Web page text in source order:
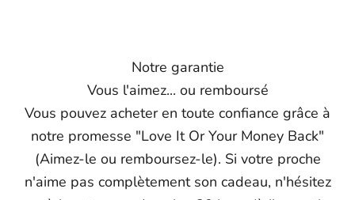
Notre garantie
Vous l'aimez... ou remboursé
Vous pouvez acheter en toute confiance grâce à
notre promesse "Love It Or Your Money Back"
(Aimez-le ou remboursez-le). Si votre proche
n'aime pas complètement son cadeau, n'hésitez